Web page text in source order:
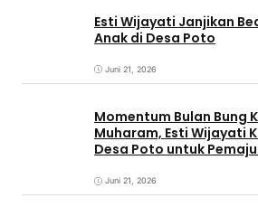
Esti Wijayati Janjikan
Anak di Desa Poto
Juni 21, 2026
Momentum Bulan Bung
Muharam, Esti Wijayati
Desa Poto untuk
Juni 21, 2026